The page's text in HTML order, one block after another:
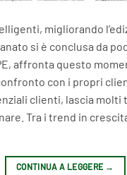
migliorando
si è conclusa da
affronta questo
con i propri
clienti, lascia molti
Tra i trend in
CONTINUA A LEGGERE →